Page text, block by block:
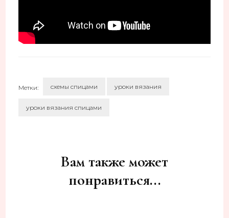
Метки: схемы спицами уроки вязания
уроки вязания спицами
записямВам также может
понравиться...